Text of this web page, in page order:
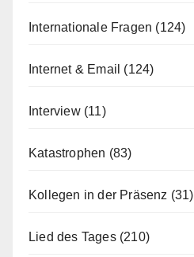
Internationale Fragen (124)
Internet & Email (124)
Interview(11)
Katastrophen (83)
Kollegen in der Präsenz (31)
Lied des Tages(210)